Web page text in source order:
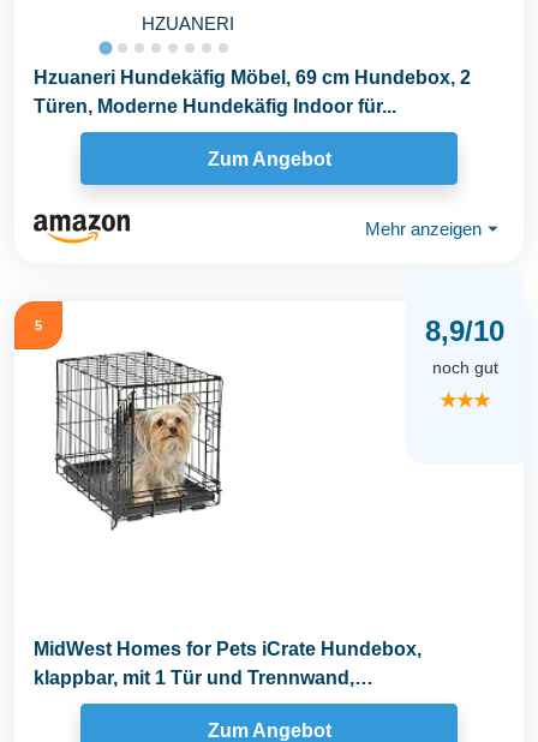
HZUANERI
Hzuaneri Hundekäfig Möbel, 69 cm Hundebox, 2
Türen, Moderne Hundekäfig Indoor für...
Zum Angebot
Mehr anzeigen ⏷
5 8,9/10
noch gut
★★★
MidWest Homes for Pets iCrate Hundebox,
klappbar, mit 1 Tür und Trennwand,
auslaufsichere...
Zum Angebot